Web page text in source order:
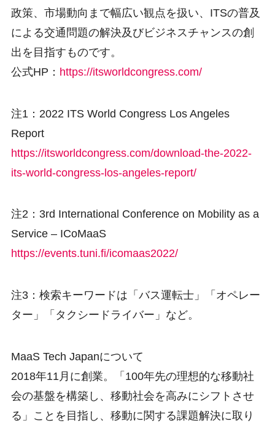
政策、市場動向まで幅広い観点を扱い、ITSの普及
による交通問題の解決及びビジネスチャンスの創
出を目指すものです。
公式HP： https://itsworldcongress.com/
注1：2022 ITS World Congress Los Angeles
Report
https://itsworldcongress.com/download-the-2022-
its-world-congress-los-angeles-report/
注2：3rd International Conference on Mobility as a
Service – ICoMaaS
https://events.tuni.fi/icomaas2022/
注3：検索キーワードは「バス運転士」「オペレー
ター」「タクシードライバー」など。
MaaS Tech Japanについて
2018年11月に創業。「100年先の理想的な移動社
会の基盤を構築し、移動社会を高みにシフトさせ
る」ことを目指し、移動に関する課題解決に取り